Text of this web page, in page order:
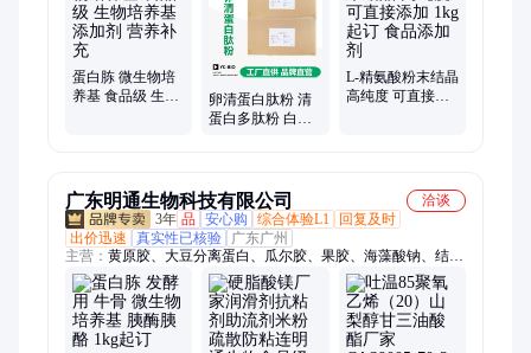
甘氨酸、γ-氨基丁酸、L-谷氨酸钾、维生素A、维生素B1、维生
素B12、维生素B2、维生素B5、维生素B6、维生素D3
蛋白胨 微生物培
养基 食品级 生物
卵清蛋白肽粉 清
蛋白多肽粉 白蛋
L-精氨酸粉末结晶
高纯度 可直接添
广东明通生物科技有限公司
洽谈
3年 品 安心购 综合体验L1
回复及时
出价迅速
真实性已核验
广东广州
主营： 黄原胶、大豆分离蛋白、瓜尔胶、果胶、海藻酸钠、结冷
胶、卡拉胶、抗性糊精、可得然胶、明胶、魔芋粉、琼脂、羧甲
基纤维素钠、阿斯巴甜、安赛蜜、赤藓糖醇、低聚半乳糖、低聚
果糖、低聚木糖、低聚异麦芽糖、核糖、木糖、阿拉伯糖、菊
粉、麦芽糖醇